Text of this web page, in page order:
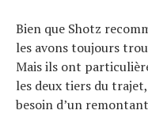
Bien que Shotz
les avons toujours
Mais ils ont
les deux tiers du
besoin d’un